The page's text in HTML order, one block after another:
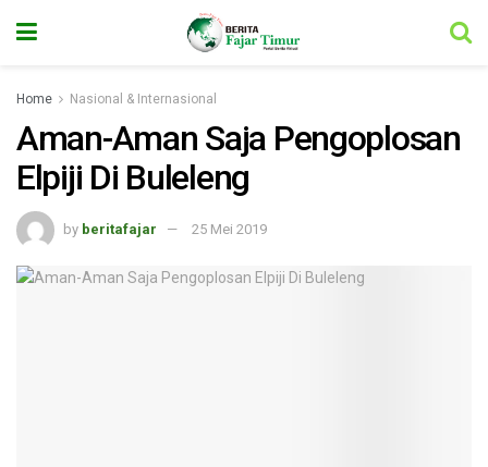
Home Nasional & Internasional
Aman-Aman Saja Pengoplosan
Elpiji Di Buleleng
by beritafajar 25 Mei 2019